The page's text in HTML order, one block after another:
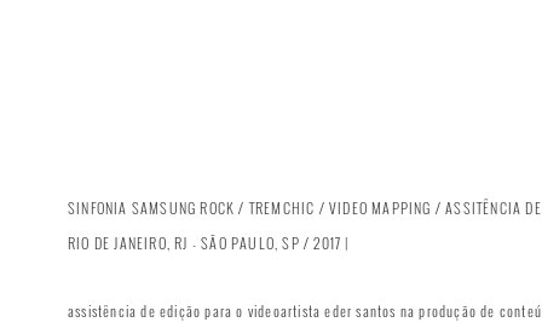
SINFONIA SAMSUNG ROCK / TREMCHIC / VIDEO MAPPING / ASSITÊNCIA
RIO DE JANEIRO, RJ - SÃO PAULO, SP / 2017 |
assistência de edição para o videoartista eder santos na produção de